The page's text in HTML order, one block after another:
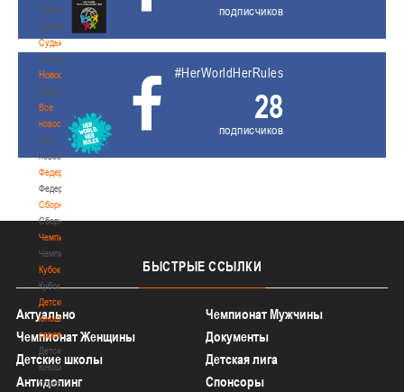
Полезные
материалы
Судьи
Судьи
Новости
Новости
Все
новости
Все
новости
Федерация
Федерация
Сборные
Сборные
Чемпионат
Чемпионат
Кубок
Кубок
Детско-
юношеские
соревнования
Детско-
юношеские
соревнования
подписчиков
#HerWorldHerRules
28
подписчиков
БЫСТРЫЕ ССЫЛКИ
Актуально
Чемпионат Мужчины
Чемпионат Женщины
Документы
Детские школы
Детская лига
Антидопинг
Спонсоры